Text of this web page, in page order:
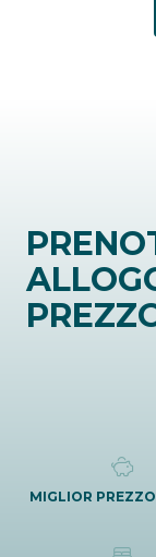
MIGLIOR